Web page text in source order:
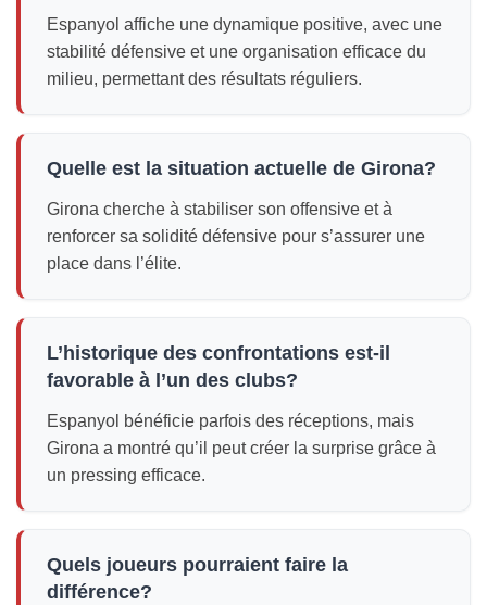
Espanyol affiche une dynamique positive, avec une
stabilité défensive et une organisation efficace du
milieu, permettant des résultats réguliers.
Quelle est la situation actuelle de Girona?
Girona cherche à stabiliser son offensive et à
renforcer sa solidité défensive pour s’assurer une
place dans l’élite.
L’historique des confrontations est-il
favorable à l’un des clubs?
Espanyol bénéficie parfois des réceptions, mais
Girona a montré qu’il peut créer la surprise grâce à
un pressing efficace.
Quels joueurs pourraient faire la
différence?